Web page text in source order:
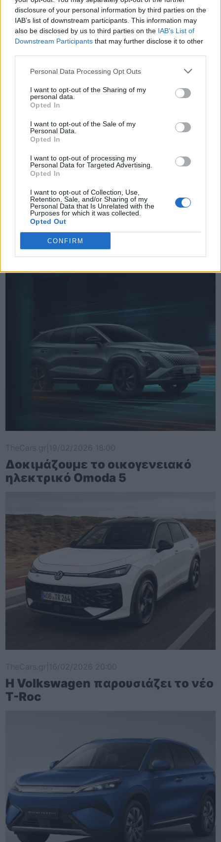
disclosure of your personal information by third parties on the
IAB’s list of downstream participants. This information may
also be disclosed by us to third parties on the IAB’s List of
Downstream Participants that may further disclose it to other
Personal Data Processing Opt Outs
I want to opt-out of the Sharing of my
personal data.
Opted In
I want to opt-out of the Sale of my
Personal Data.
Opted In
I want to opt-out of processing my
Personal Data for Targeted Advertising.
Opted In
I want to opt-out of Collection, Use,
Retention, Sale, and/or Sharing of my
Personal Data that Is Unrelated with the
Purposes for which it was collected.
Opted Out
CONFIRM
παγκοσμίως με σημαντικά κέρδη και
έσοδα, συμπεριλαμβανομένης της
αύξησης 21,2% των ετήσιων εσόδων,
και των καθαρών κερδών από έτος σε
έτος πάνω από 40% το 2022.
Hyundai
Δείτε επίσης
Δοκιμάζουμε το οικογενειακό
ηλεκτρικό Omoda 5
Η Volkswagen παρουσιάζει το νέο
T-Roc